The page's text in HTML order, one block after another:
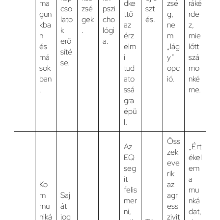
ma
gun
kba
n
és
má
sok
ban
.
cso
lato
k
erő
síté
se.
zsé
gek
.
pszi
cho
lógi
a.
dke
ttő
az
érz
elm
i
tud
ato
ssá
gra
épü
l.
szt
és.
zsé
g,
ne
m
„lág
y”
opc
ió.
ráké
rde
z,
mie
lőtt
szá
mo
nké
rne.
Ko
m
mu
niká
Saj
át
jog
Az
EQ
seg
ít
felis
mer
ni,
Öss
zek
eve
rik
az
agr
ess
zivit
„Ért
ékel
em
a
mu
nká
dat,